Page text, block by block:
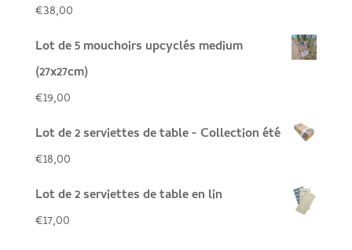
€38,00
Lot de 5 mouchoirs upcyclés medium
(27x27cm)
€19,00
Lot de 2 serviettes de table - Collection été
€18,00
Lot de 2 serviettes de table en lin
€17,00